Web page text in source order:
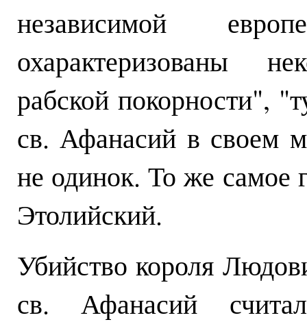
независимой
охарактеризованы
рабской покорности",
св. Афанасий в своем
не одинок. То же самое
Этолийский.
Убийство короля
св. Афанасий